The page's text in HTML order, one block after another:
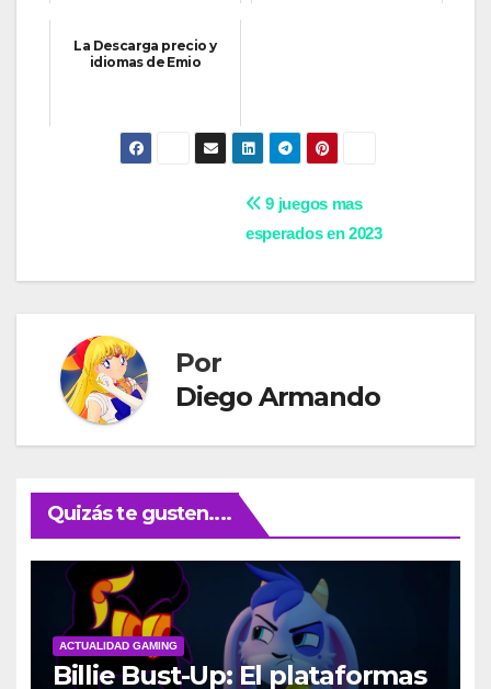
La Descarga precio y
idiomas de Emio
9 juegos mas
esperados en 2023
Por
Diego Armando
Quizás te gusten....
ACTUALIDAD GAMING
Billie Bust-Up: El plataformas